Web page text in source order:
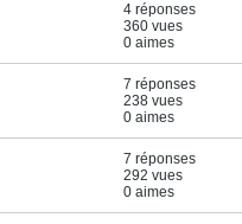
4 réponses
360 vues
0 aimes
7 réponses
238 vues
0 aimes
7 réponses
292 vues
0 aimes